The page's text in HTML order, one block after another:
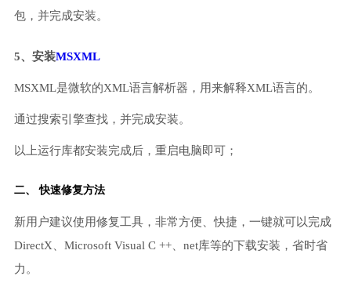
包，并完成安装。
5、安装MSXML
MSXML是微软的XML语言解析器，用来解释XML语言的。
通过搜索引擎查找，并完成安装。
以上运行库都安装完成后，重启电脑即可；
二、 快速修复方法
新用户建议使用修复工具，非常方便、快捷，一键就可以完成
DirectX、Microsoft Visual C ++、net库等的下载安装，省时省
力。